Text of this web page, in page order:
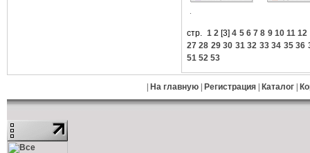
стр. 1 2[3]4 5 6 7 8 9 10 11 12
27 28 29 30 31 32 33 34 35 36
51 52 53
На главную| Регистрация| Каталог|